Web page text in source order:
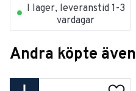
I lager, leveranstid 1-3
vardagar
Andra köpte även